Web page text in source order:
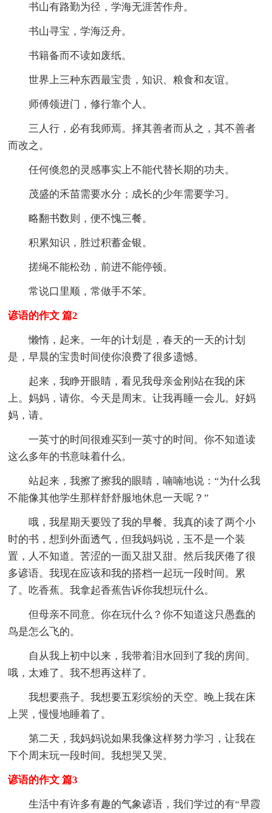
书山有路勤为径，学海无涯苦作舟。
书山寻宝，学海泛舟。
书籍备而不读如废纸。
世界上三种东西最宝贵，知识、粮食和友谊。
师傅领进门，修行靠个人。
三人行，必有我师焉。择其善者而从之，其不善者
而改之。
任何倏忽的灵感事实上不能代替长期的功夫。
茂盛的禾苗需要水分；成长的少年需要学习。
略翻书数则，便不愧三餐。
积累知识，胜过积蓄金银。
搓绳不能松劲，前进不能停顿。
常说口里顺，常做手不笨。
谚语的作文 篇2
懒惰，起来。一年的计划是，春天的一天的计划
是，早晨的宝贵时间使你浪费了很多遗憾。
起来，我睁开眼睛，看见我母亲金刚站在我的床
上。妈妈，请你。今天是周末。让我再睡一会儿。好妈
妈，请。
一英寸的时间很难买到一英寸的时间。你不知道读
这么多年的书意味着什么。
站起来，我擦了擦我的眼睛，喃喃地说：“为什么我
不能像其他学生那样舒舒服地休息一天呢？”
哦，我星期天要毁了我的早餐。我真的读了两个小
时的书，想到外面透气，但我妈妈说，玉不是一个装
置，人不知道。苦涩的一面又甜又甜。然后我厌倦了很
多谚语。我现在应该和我的搭档一起玩一段时间。累
了。吃香蕉。我拿起香蕉告诉你我想玩什么。
但母亲不同意。你在玩什么？你不知道这只愚蠢的
鸟是怎么飞的。
自从我上初中以来，我带着泪水回到了我的房间。
哦，太难了。我不想再这样了。
我想要燕子。我想要五彩缤纷的天空。晚上我在床
上哭，慢慢地睡着了。
第二天，我妈妈说如果我像这样努力学习，让我在
下个周末玩一段时间。我想哭又哭。
谚语的作文 篇3
生活中有许多有趣的气象谚语，我们学过的有“早霞